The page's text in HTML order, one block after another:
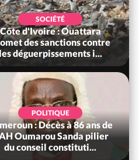
SOCIÉTÉ
Côte d'Ivoire : Ouattara
des sanctions contre
les déguerpissements i...
POLITIQUE
: Décès à 86 ans de
Oumarou Sanda pilier
du conseil constituti...